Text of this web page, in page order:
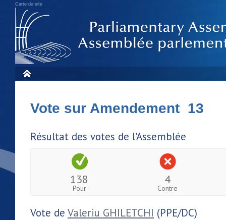
Carte du site
Vote sur Amendement 13
Résultat des votes de l'Assemblée
138
Pour
4
Contre
Vote de Valeriu GHILETCHI (PPE/DC)